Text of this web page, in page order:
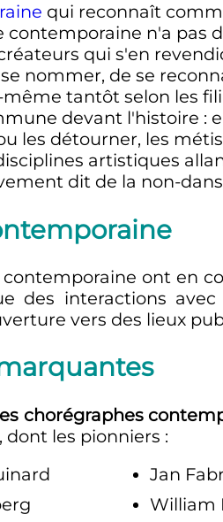
qui reconnaît
contemporaine n'a pas
qui s'en
nommer, de se
même tantôt selon les
devant l'histoire :
les détourner, les
artistiques
dit de la non-
ont en
des interactions
vers des lieux
chorégraphes
les pionniers :
Jan
William